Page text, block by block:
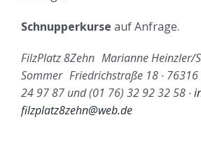
Schnupperkurse auf Anfrage.
FilzPlatz 8Zehn Marianne Heinzler/
Sommer Friedrichstraße 18 ∙
24 97 87 und (01 76) 32 92 32 58 ∙
filzplatz8zehn@web.de